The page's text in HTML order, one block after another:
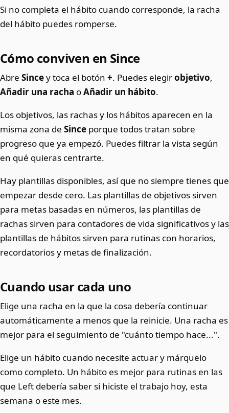
Si no completa el hábito cuando corresponde, la racha
del hábito puedes romperse.
Cómo conviven en Since
Abre Sincey toca el botón +. Puedes elegirobjetivo,
Añadir una racha oAñadir un hábito.
Los objetivos, las rachas y los hábitos aparecen en la
misma zona de Since porque todos tratan sobre
progreso que ya empezó. Puedes filtrar la vista según
en qué quieras centrarte.
Hay plantillas disponibles, así que no siempre tienes que
empezar desde cero. Las plantillas de objetivos sirven
para metas basadas en números, las plantillas de
rachas sirven para contadores de vida significativos y las
plantillas de hábitos sirven para rutinas con horarios,
recordatorios y metas de finalización.
Cuando usar cada uno
Elige una racha en la que la cosa debería continuar
automáticamente a menos que la reinicie. Una racha es
mejor para el seguimiento de "cuánto tiempo hace...".
Elige un hábito cuando necesite actuar y márquelo
como completo. Un hábito es mejor para rutinas en las
que Left debería saber si hiciste el trabajo hoy, esta
semana o este mes.